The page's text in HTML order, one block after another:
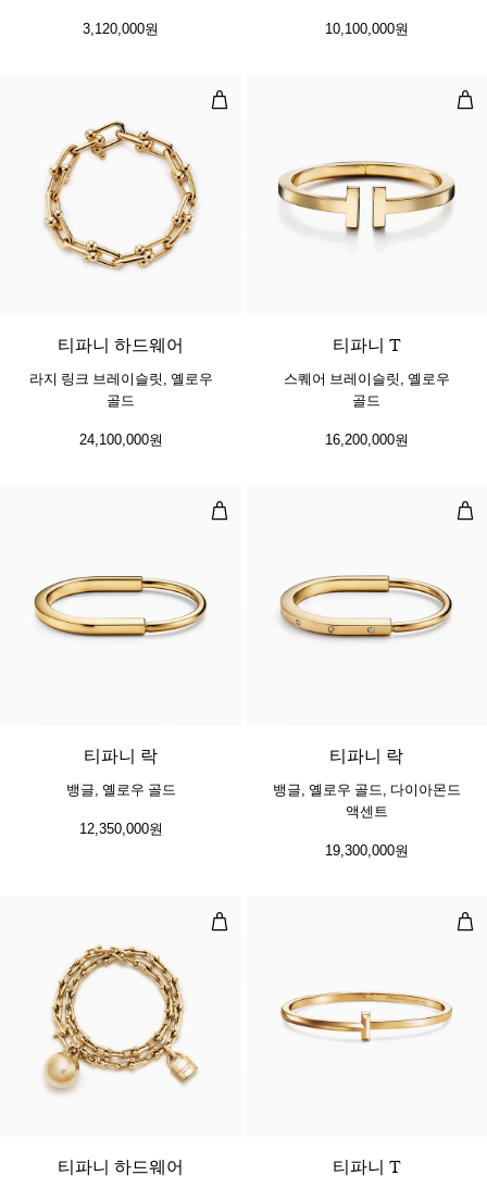
3,120,000원
10,100,000원
라지 링크 브레이슬릿, 옐로우 골드
티파니 하드웨어
라지 링크 브레이슬릿, 옐로우
골드
24,100,000원
스
티파니 T
스퀘어 브레이슬릿, 옐로우
골드
16,200,000원
뱅글, 옐로우 골드
티파니 락
뱅글, 옐로우 골드
12,350,000원
뱅
티파니 락
뱅글, 옐로우 골드, 다이아몬드
액센트
19,300,000원
스몰 랩 브레이슬릿, 옐로우 골드
티파니 하드웨어
T1
티파니 T